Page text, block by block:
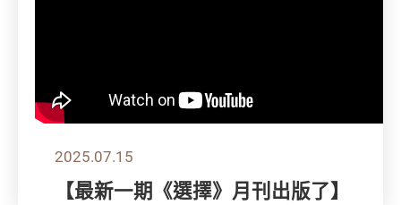
2025.07.15
【最新一期《選擇》月刊出版了】